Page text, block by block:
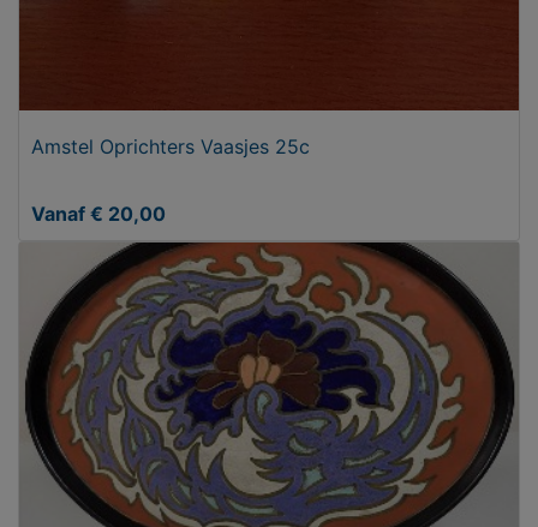
Amstel Oprichters Vaasjes 25c
Vanaf € 20,00